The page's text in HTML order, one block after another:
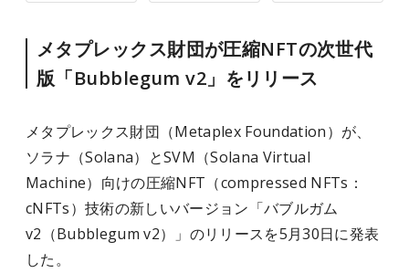
メタプレックス財団が圧縮NFTの次世代
版「Bubblegum v2」をリリース
メタプレックス財団（Metaplex Foundation）が、
ソラナ（Solana）とSVM（Solana Virtual
Machine）向けの圧縮NFT（compressed NFTs：
cNFTs）技術の新しいバージョン「バブルガム
v2（Bubblegum v2）」のリリースを5月30日に発表
した。